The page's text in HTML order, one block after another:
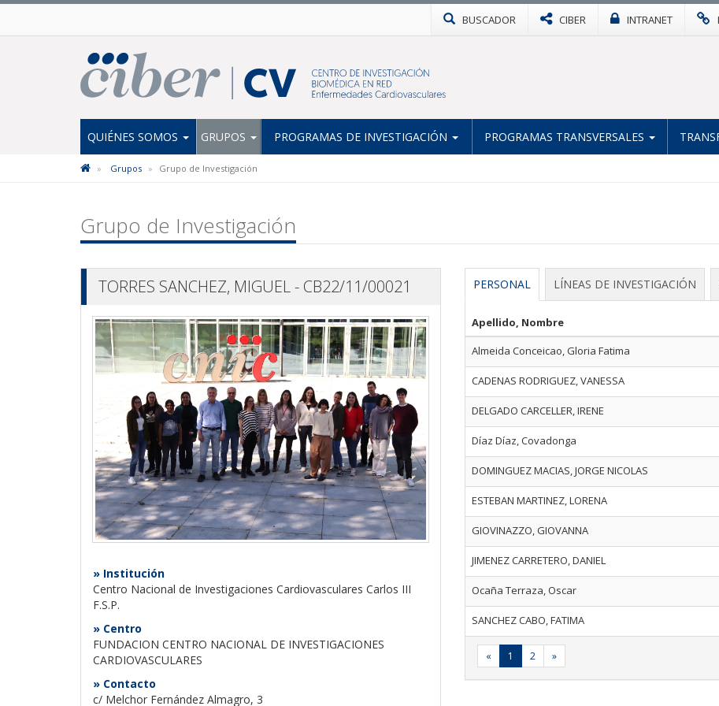
BUSCADOR CIBER INTRANET
QUIÉNES SOMOS GRUPOS PROGRAMAS DE INVESTIGACIÓN PROGRAMAS TRANSVERSALES
Grupos Grupo de Investigación
Grupo de Investigación
TORRES SANCHEZ, MIGUEL - CB22/11/00021
» Institución
Centro Nacional de Investigaciones Cardiovasculares Carlos III
F.S.P.
» Centro
FUNDACION CENTRO NACIONAL DE INVESTIGACIONES
CARDIOVASCULARES
» Contacto
c/ Melchor Fernández Almagro, 3
PERSONAL LÍNEAS DE INVESTIGACIÓN
Apellido, Nombre
Almeida Conceicao, Gloria Fatima
CADENAS RODRIGUEZ, VANESSA
DELGADO CARCELLER, IRENE
Díaz Díaz, Covadonga
DOMINGUEZ MACIAS, JORGE NICOLAS
ESTEBAN MARTINEZ, LORENA
GIOVINAZZO, GIOVANNA
JIMENEZ CARRETERO, DANIEL
Ocaña Terraza, Oscar
SANCHEZ CABO, FATIMA
« 1 2 »